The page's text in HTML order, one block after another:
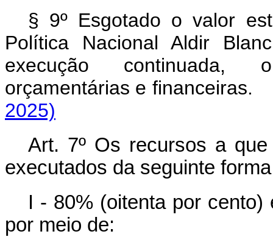
§ 9º Esgotado o valor
Política Nacional Aldir
execução continuada,
orçamentárias e
2025)
Art. 7º Os recursos a
executados da seguinte
I - 80% (oitenta por
por meio de: